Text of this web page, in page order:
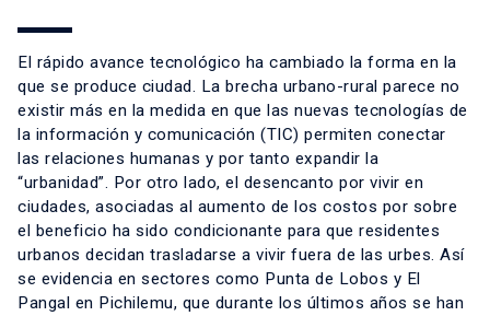
El rápido avance tecnológico ha cambiado la forma en la
que se produce ciudad. La brecha urbano-rural parece no
existir más en la medida en que las nuevas tecnologías de
la información y comunicación (TIC) permiten conectar
las relaciones humanas y por tanto expandir la
“urbanidad”. Por otro lado, el desencanto por vivir en
ciudades, asociadas al aumento de los costos por sobre
el beneficio ha sido condicionante para que residentes
urbanos decidan trasladarse a vivir fuera de las urbes. Así
se evidencia en sectores como Punta de Lobos y El
Pangal en Pichilemu, que durante los últimos años se han